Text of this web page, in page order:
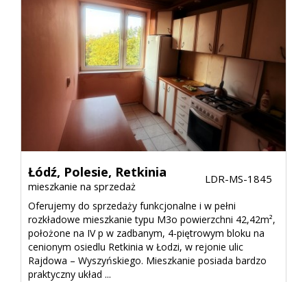
Łódź, Polesie, Retkinia
mieszkanie na sprzedaż
LDR-MS-1845
Oferujemy do sprzedaży funkcjonalne i w pełni
rozkładowe mieszkanie typu M3o powierzchni 42,42m²,
położone na IV p w zadbanym, 4-piętrowym bloku na
cenionym osiedlu Retkinia w Łodzi, w rejonie ulic
Rajdowa – Wyszyńskiego. Mieszkanie posiada bardzo
praktyczny układ ...